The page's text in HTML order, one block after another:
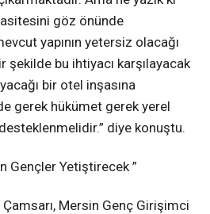
göz önünde
yapının yetersiz olacağı
şekilde bu ihtiyacı karşılayacak
bir otel inşasına
gerek hükümet gerek yerel
diye konuştu.
Gençler Yetiştirecek ”
Mersin Genç Girişimci